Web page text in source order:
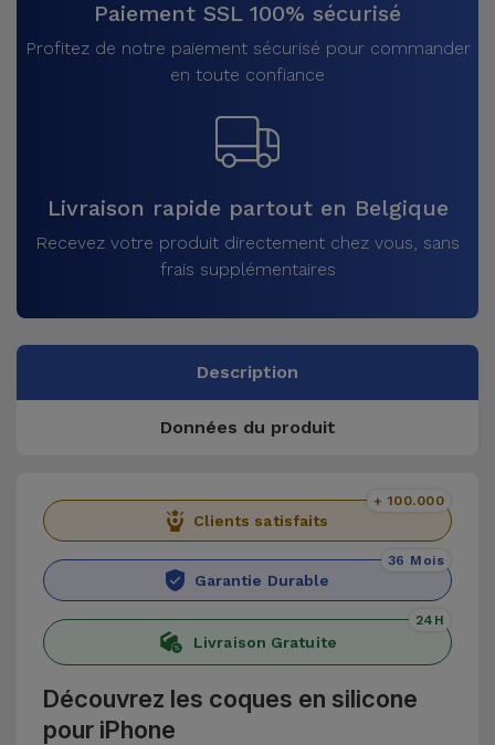
Paiement SSL 100% sécurisé
Profitez de notre paiement sécurisé pour commander
en toute confiance
Livraison rapide partout en Belgique
Recevez votre produit directement chez vous, sans
frais supplémentaires
Description
Données du produit
Clients satisfaits
+ 100.000
Garantie Durable
36 Mois
Livraison Gratuite
24H
Découvrez les coques en silicone
pour iPhone